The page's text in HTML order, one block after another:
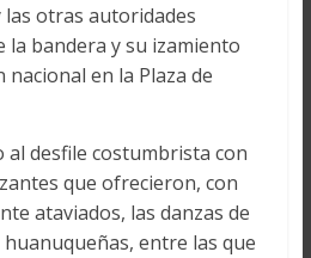
otras autoridades
la bandera y su izamiento
en la Plaza de
al desfile costumbrista con
que ofrecieron, con
ataviados, las danzas de
entre las que